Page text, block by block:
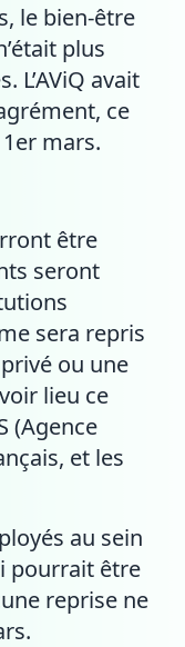
le bien-être
plus
L’AViQ avait
ce
mars.
être
seront
sera repris
ou une
lieu ce
(Agence
et les
au sein
pourrait être
reprise ne